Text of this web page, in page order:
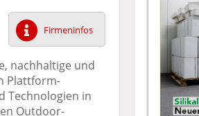
F
ac
e
b
o
o
k
tt
er
Li
n
di
te
E
m
v
se
ck
e
Firmeninfos
nachhaltige und
Plattform-
Technologien in
Outdoor-